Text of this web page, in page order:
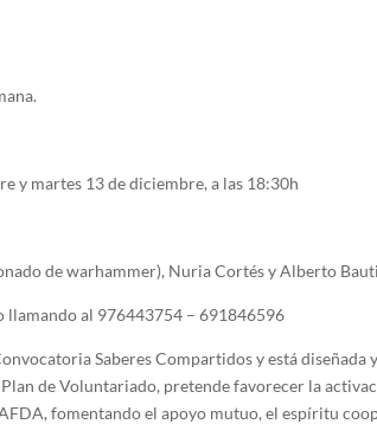
y martes 13 de diciembre, a las 18:30h
de warhammer), Nuria Cortés y Alberto
llamando al 976443754 – 691846596
Saberes Compartidos y está
de Voluntariado, pretende favorecer la
fomentando el apoyo mutuo, el espíritu